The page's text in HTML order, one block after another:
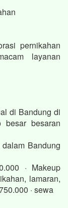
pernikahan
layanan
di Bandung di
besar besaran
Bandung
· Makeup
lamaran,
· sewa